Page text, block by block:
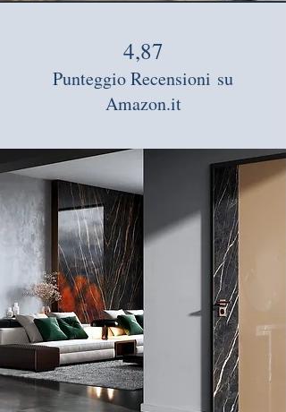
4,87
Punteggio Recensioni su
Amazon.it